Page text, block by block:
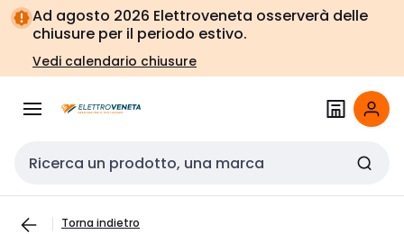
Vai alla
navigazione
Vai
alla
pagina
Ad agosto 2026 Elettroveneta osserverà delle
chiusure per il periodo estivo.
Vedi calendario chiusure
Cerca input
Torna indietro